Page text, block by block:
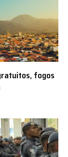
fogos